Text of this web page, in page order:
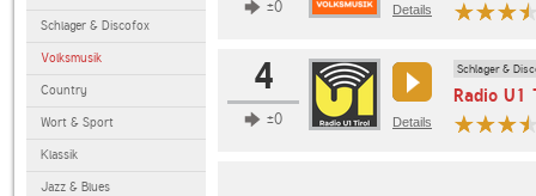
Schlager & Discofox
Volksmusik
Country
Wort & Sport
Klassik
Jazz & Blues
±0 Details
4
±0 Details
Schlager &
Radio U1